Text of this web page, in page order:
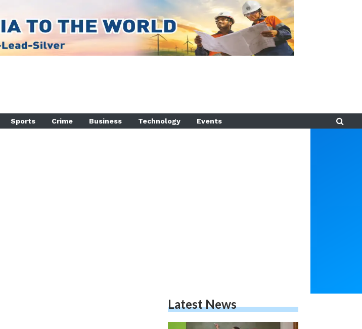
Sports Crime Business Technology Events
Latest News